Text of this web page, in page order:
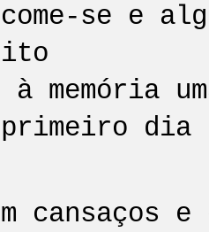
se e
à memória
dia
cansaços